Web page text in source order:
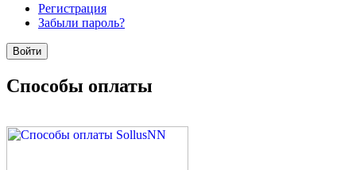
Регистрация
Забыли пароль?
Способы оплаты